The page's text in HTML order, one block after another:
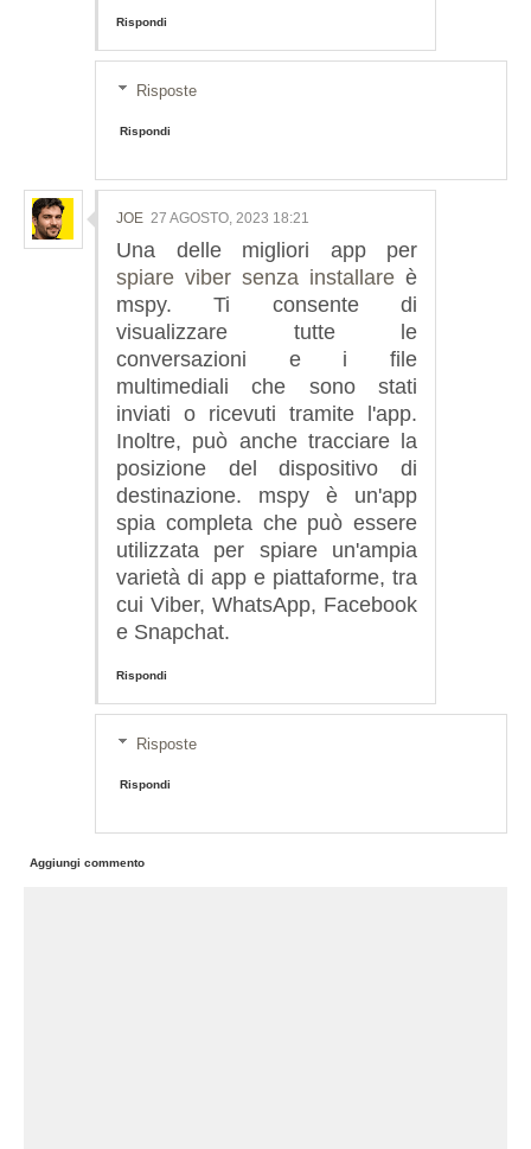
Rispondi
Risposte
Rispondi
JOE 27 AGOSTO, 2023 18:21
Una delle migliori app per
spiare viber senza installare è
mspy. Ti consente di
visualizzare tutte le
conversazioni e i file
multimediali che sono stati
inviati o ricevuti tramite l'app.
Inoltre, può anche tracciare la
posizione del dispositivo di
destinazione. mspy è un'app
spia completa che può essere
utilizzata per spiare un'ampia
varietà di app e piattaforme, tra
cui Viber, WhatsApp, Facebook
e Snapchat.
Rispondi
Risposte
Rispondi
Aggiungi commento